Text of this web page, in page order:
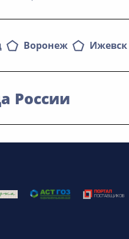
Воронеж Ижевск
России